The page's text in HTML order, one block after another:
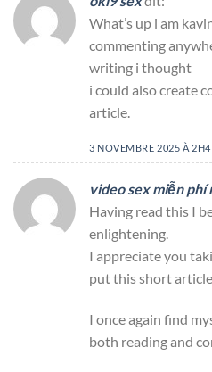
What’s up i am
commenting
writing i thought
i could also create
article.
3 NOVEMBRE 2025 À
video sex miễn phí
Having read this I
enlightening.
I appreciate you
put this short
I once again find
both reading and